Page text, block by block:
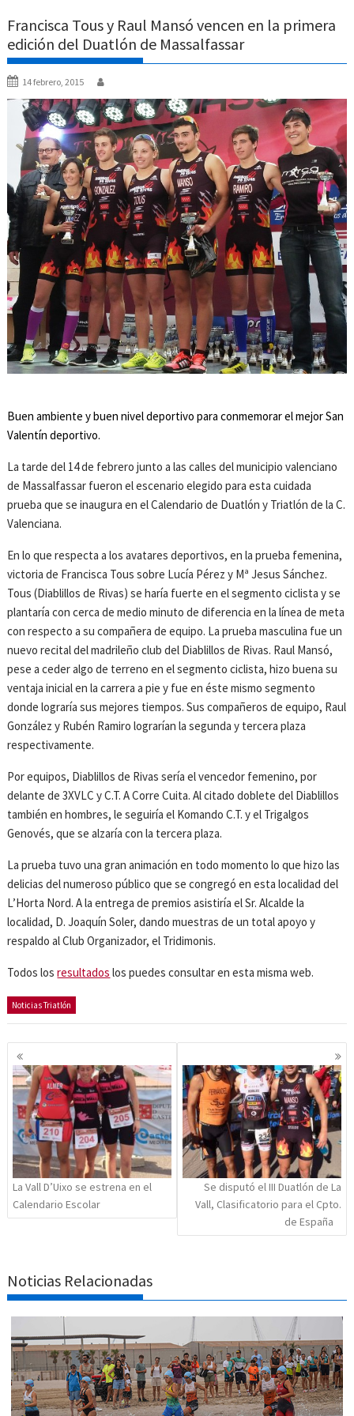
Francisca Tous y Raul Mansó vencen en la primera
edición del Duatlón de Massalfassar
14 febrero, 2015
Buen ambiente y buen nivel deportivo para conmemorar el mejor San
Valentín deportivo.
La tarde del 14 de febrero junto a las calles del municipio valenciano
de Massalfassar fueron el escenario elegido para esta cuidada
prueba que se inaugura en el Calendario de Duatlón y Triatlón de la C.
Valenciana.
En lo que respecta a los avatares deportivos, en la prueba femenina,
victoria de Francisca Tous sobre Lucía Pérez y Mª Jesus Sánchez.
Tous (Diablillos de Rivas) se haría fuerte en el segmento ciclista y se
plantaría con cerca de medio minuto de diferencia en la línea de meta
con respecto a su compañera de equipo. La prueba masculina fue un
nuevo recital del madrileño club del Diablillos de Rivas. Raul Mansó,
pese a ceder algo de terreno en el segmento ciclista, hizo buena su
ventaja inicial en la carrera a pie y fue en éste mismo segmento
donde lograría sus mejores tiempos. Sus compañeros de equipo, Raul
González y Rubén Ramiro lograrían la segunda y tercera plaza
respectivamente.
Por equipos, Diablillos de Rivas sería el vencedor femenino, por
delante de 3XVLC y C.T. A Corre Cuita. Al citado doblete del Diablillos
también en hombres, le seguiría el Komando C.T. y el Trigalgos
Genovés, que se alzaría con la tercera plaza.
La prueba tuvo una gran animación en todo momento lo que hizo las
delicias del numeroso público que se congregó en esta localidad del
L’Horta Nord. A la entrega de premios asistiría el Sr. Alcalde la
localidad, D. Joaquín Soler, dando muestras de un total apoyo y
respaldo al Club Organizador, el Tridimonis.
Todos losresultados los puedes consultar en esta misma web.
Noticias Triatlón
Navegación
de
entradas
La Vall D’Uixo se estrena en el
Calendario Escolar
Se disputó el III Duatlón de La
Vall, Clasificatorio para el Cpto.
de España
Noticias Relacionadas